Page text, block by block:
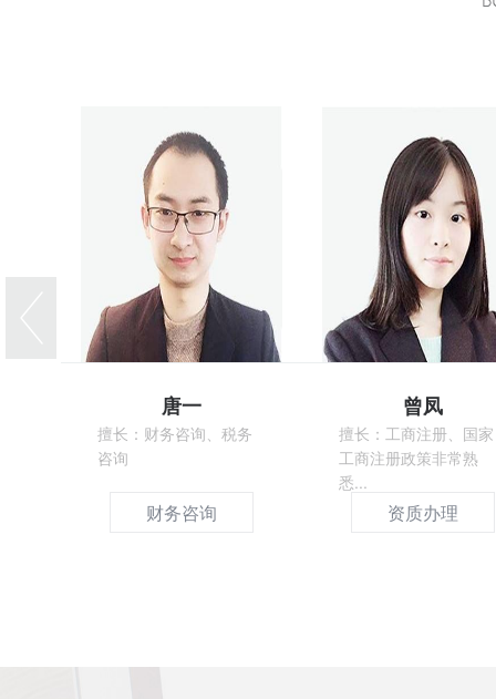
唐一
擅长：财务咨询、税务
咨询
财务咨询
曾凤
擅长：工商注册、国家
工商注册政策非常熟
悉...
资质办理